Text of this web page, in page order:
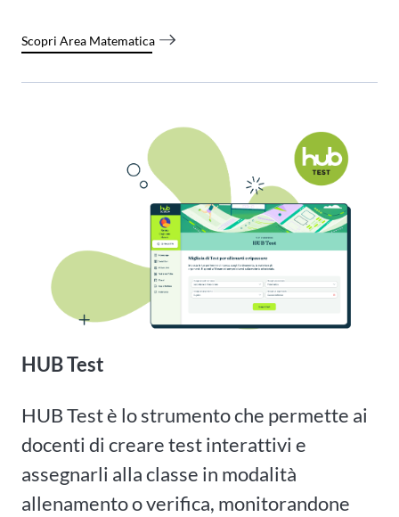
Scopri Area Matematica
HUB Test
HUB Test è lo strumento che permette ai
docenti di creare test interattivi e
assegnarli alla classe in modalità
allenamento o verifica, monitorandone